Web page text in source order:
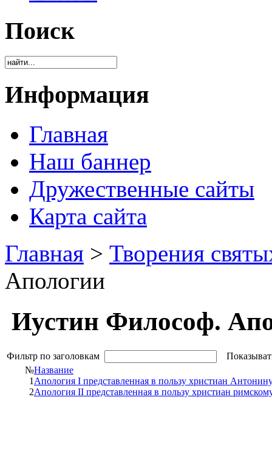
Поиск
Информация
Главная
Наш баннер
Дружественные сайты
Карта сайта
Главная > Творения
Апологии
Иустин Философ.
Фильтр по заголовкам
№Название
1 Апология I представленная в пользу христиан
2Апология II представленная в пользу христиан